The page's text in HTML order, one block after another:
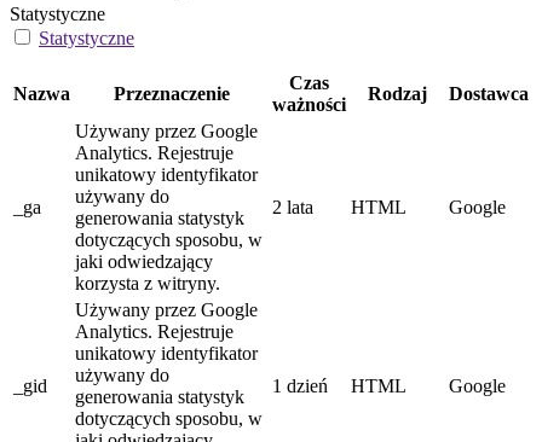
Statystyczne
Statystyczne
Nazwa Przeznaczenie
Czas
ważności
Rodzaj Dostawca
_ga
Używany przez Google
Analytics. Rejestruje
unikatowy identyfikator
używany do
generowania statystyk
dotyczących sposobu, w
jaki odwiedzający
korzysta z witryny.
2 lata HTML Google
_gid
Używany przez Google
Analytics. Rejestruje
unikatowy identyfikator
używany do
generowania statystyk
dotyczących sposobu, w
1 dzień HTML Google